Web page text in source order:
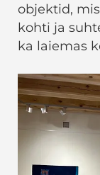
objektid,
kohti ja
ka laiemas